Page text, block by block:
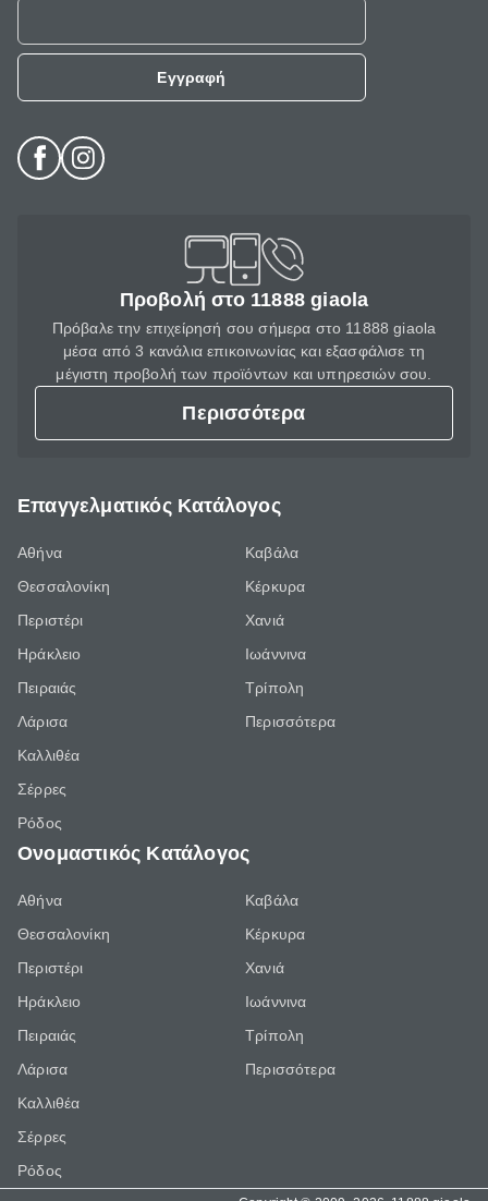
Εγγραφή
Προβολή στο 11888 giaola
Πρόβαλε την επιχείρησή σου σήμερα στο 11888 giaola
μέσα από 3 κανάλια επικοινωνίας και εξασφάλισε τη
μέγιστη προβολή των προϊόντων και υπηρεσιών σου.
Περισσότερα
Επαγγελματικός Κατάλογος
Αθήνα
Θεσσαλονίκη
Περιστέρι
Ηράκλειο
Πειραιάς
Λάρισα
Καλλιθέα
Σέρρες
Ρόδος
Καβάλα
Κέρκυρα
Χανιά
Ιωάννινα
Τρίπολη
Περισσότερα
Ονομαστικός Κατάλογος
Αθήνα
Θεσσαλονίκη
Περιστέρι
Ηράκλειο
Πειραιάς
Λάρισα
Καλλιθέα
Σέρρες
Ρόδος
Καβάλα
Κέρκυρα
Χανιά
Ιωάννινα
Τρίπολη
Περισσότερα